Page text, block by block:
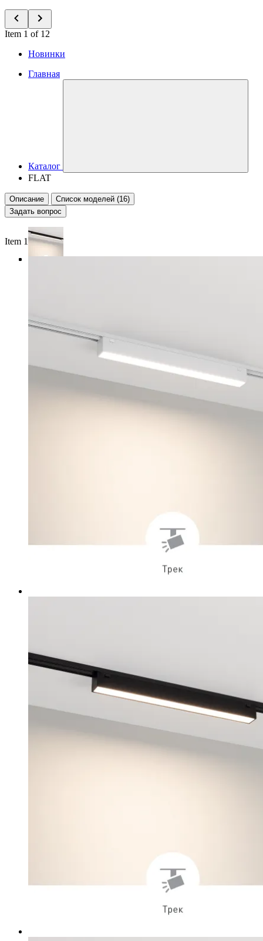
Item 1 of 12
Новинки
Главная
Каталог
FLAT
Описание
Список моделей (16)
Задать вопрос
Item 1 of 3